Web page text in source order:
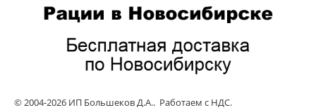
© 2004-2026 ИП Большеков Д.А.. Работаем с НДС.